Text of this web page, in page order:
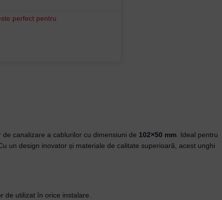
canalizare a cablurilor cu dimensiuni de 102×50 mm . Ideal pentru
un design inovator și materiale de calitate superioară, acest unghi
de utilizat în orice instalare.